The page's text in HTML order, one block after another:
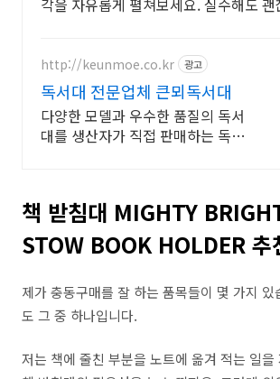
각을 자유롭게 펼쳐보세요. 실수해도
http://keunmoe.co.kr 광고
독서대 전문업체 큰뫼독서대
다양한 모델과 우수한 품질의 독서
대를 생산자가 직접 판매하는 독서
책 받침대 MIGHTY
STOW BOOK HOLDER 추
제가 충동구매를 잘 하는 품목들이 몇 가지 있
도 그 중 하나입니다.
저는 책에 줄친 부분을 노트에 옮겨 적는 일을